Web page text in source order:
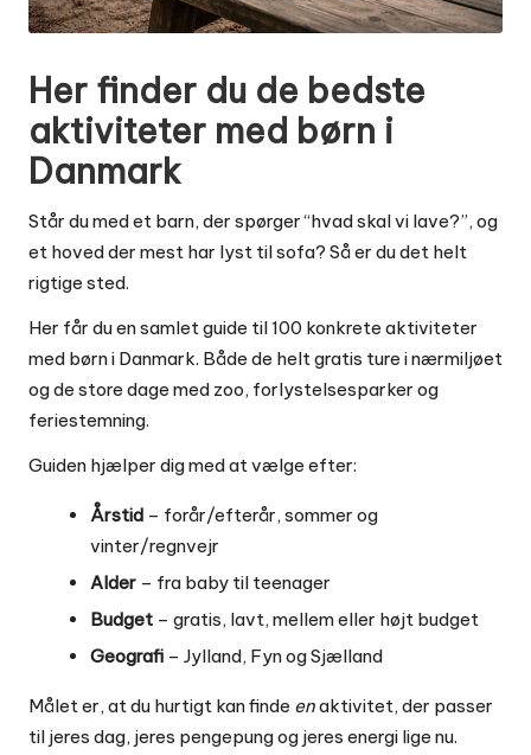
Her finder du de bedste
aktiviteter med børn i
Danmark
Står du med et barn, der spørger “hvad skal vi lave?”, og
et hoved der mest har lyst til sofa? Så er du det helt
rigtige sted.
Her får du en samlet guide til 100 konkrete aktiviteter
med børn i Danmark. Både de helt gratis ture i nærmiljøet
og de store dage med zoo, forlystelsesparker og
feriestemning.
Guiden hjælper dig med at vælge efter:
Årstid – forår/efterår, sommer og
vinter/regnvejr
Alder – fra baby til teenager
Budget – gratis, lavt, mellem eller højt budget
Geografi – Jylland, Fyn og Sjælland
Målet er, at du hurtigt kan finde enaktivitet, der passer
til jeres dag, jeres pengepung og jeres energi lige nu.